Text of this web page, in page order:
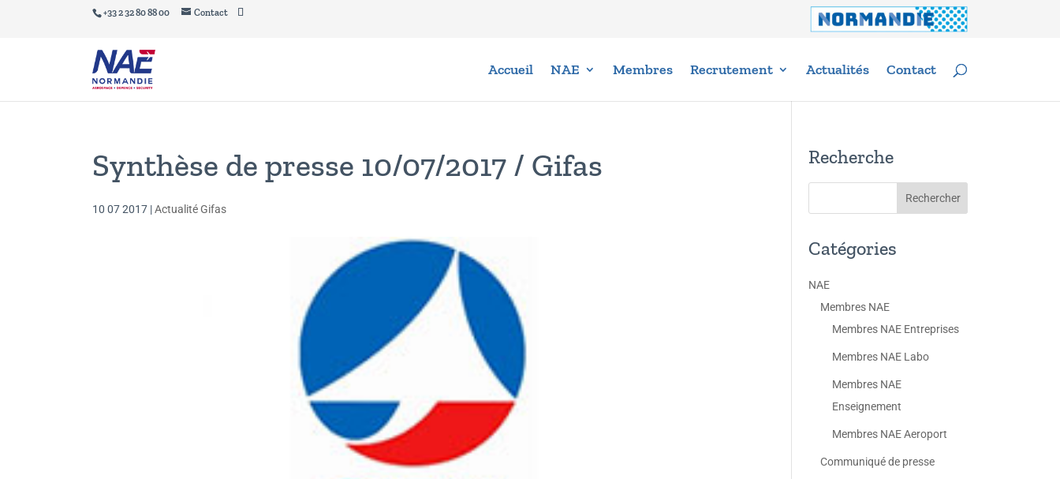
+33 2 32 80 88 00 Contact
Accueil NAE Membres Recrutement Actualités Contact
Synthèse de presse 10/07/2017 / Gifas
10 07 2017 |Actualité Gifas
Recherche
Catégories
NAE
Membres NAE
Membres NAE Entreprises
Membres NAE Labo
Membres NAE
Enseignement
Membres NAE Aeroport
Communiqué de presse